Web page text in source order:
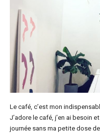
Le café, c’est mon
J’adore le café, j’en ai besoin
journée sans ma petite dose